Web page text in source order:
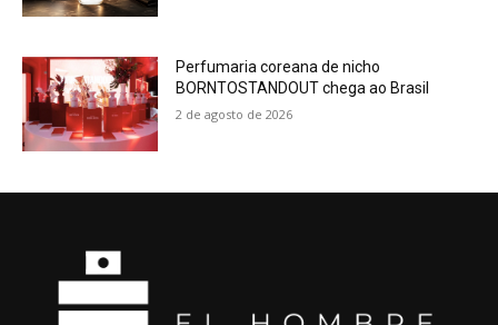
Perfumaria coreana de nicho
BORNTOSTANDOUT chega ao Brasil
2 de agosto de 2026